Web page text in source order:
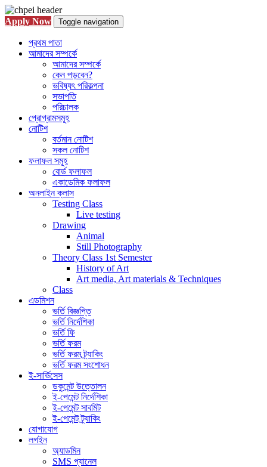
Apply Now Toggle navigation
প্রথম পাতা
আমাদের সম্পর্কে
আমাদের সম্পর্কে
কেন পড়বেন?
ভবিষ্যৎ পরিকল্পনা
সভাপতি
পরিচালক
প্রোগ্রামসমূহ
নোটিশ
বর্তমান নোটিশ
সকল নোটিশ
ফলাফল সমূহ
বোর্ড ফলাফল
একাডেমিক ফলাফল
অনলাইন ক্লাস
Testing Class
Live testing
Drawing
Animal
Still Photography
Theory Class 1st Semester
History of Art
Art media, Art materials & Techniques
Class
এডমিশন
ভর্তি বিজ্ঞপ্তি
ভর্তি নির্দেশিকা
ভর্তি ফি
ভর্তি ফরম
ভর্তি ফরম ট্র্যাকিং
ভর্তি ফরম সংশোধন
ই-সার্ভিসেস
ডকুমেন্ট উত্তোলন
ই-পেমেন্ট নির্দেশিকা
ই-পেমেন্ট সাবমিট
ই-পেমেন্ট ট্র্যাকিং
যোগাযোগ
লগইন
অ্যাডমিন
SMS প্যানেল